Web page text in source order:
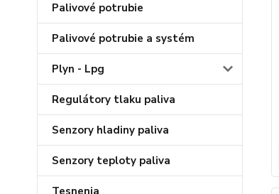
Palivové potrubie
Palivové potrubie a systém
Plyn - Lpg
Regulátory tlaku paliva
Senzory hladiny paliva
Senzory teploty paliva
Tesnenia